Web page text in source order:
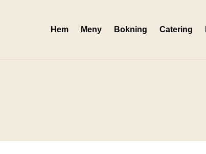
Hem Meny Bokning Catering